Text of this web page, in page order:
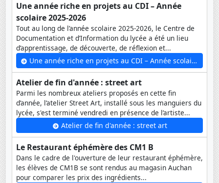
Une année riche en projets au CDI – Année
scolaire 2025-2026
Tout au long de l’année scolaire 2025-2026, le Centre de
Documentation et d’Information du lycée a été un lieu
d’apprentissage, de découverte, de réflexion et...
Une année riche en projets au CDI – Année scolaire 2025-2026
Atelier de fin d'année : street art
Parmi les nombreux ateliers proposés en cette fin
d’année, l’atelier Street Art, installé sous les manguiers du
lycée, s'est terminé vendredi en présence de l’artiste...
Atelier de fin d'année : street art
Le Restaurant éphémère des CM1 B
Dans le cadre de l'ouverture de leur restaurant éphémère,
les élèves de CM1B se sont rendus au magasin Auchan
pour comparer les prix des ingrédients...